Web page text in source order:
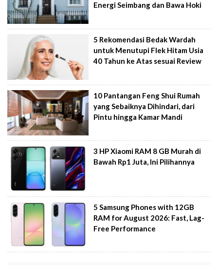
Energi Seimbang dan Bawa Hoki
5 Rekomendasi Bedak Wardah
untuk Menutupi Flek Hitam Usia
40 Tahun ke Atas sesuai Review
10 Pantangan Feng Shui Rumah
yang Sebaiknya Dihindari, dari
Pintu hingga Kamar Mandi
3 HP Xiaomi RAM 8 GB Murah di
Bawah Rp1 Juta, Ini Pilihannya
5 Samsung Phones with 12GB
RAM for August 2026: Fast, Lag-
Free Performance